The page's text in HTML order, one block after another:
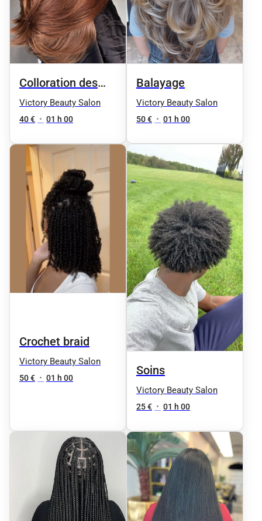
Colloration des
cheveux
Victory Beauty Salon
40 € • 01 h 00
Balayage
Victory Beauty Salon
50 € • 01 h 00
Crochet braid
Victory Beauty Salon
50 € • 01 h 00
Soins
Victory Beauty Salon
25 € • 01 h 00